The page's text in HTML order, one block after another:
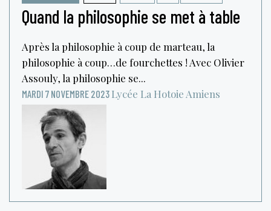
Quand la philosophie se met à table
Après la philosophie à coup de marteau, la
philosophie à coup…de fourchettes ! Avec Olivier
Assouly, la philosophie se...
MARDI 7 NOVEMBRE 2023 Lycée La Hotoie Amiens